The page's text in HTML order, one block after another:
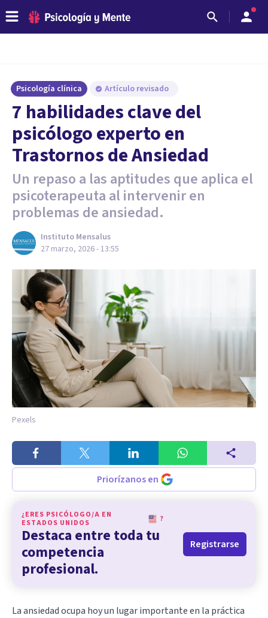
Psicología clínica Artículo revisado
7 habilidades clave del
psicólogo experto en
Trastornos de Ansiedad
Un repaso a las aptitudes que aplica el
psicoterapeuta al intervenir en
problemas de ansiedad.
Instituto Mensalus
27 marzo, 2026 - 13:55
Pexels
Priorízanos en
¿ERES PSICÓLOGO/A EN
ESTADOS UNIDOS
?
Destaca entre toda tu
competencia
profesional.
Registrarse
La ansiedad ocupa hoy un lugar importante en la práctica